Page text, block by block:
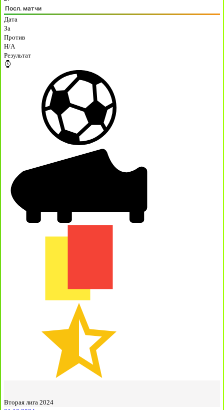
Посл. матчи
Дата
За
Против
H/A
Результат
Вторая лига 2024